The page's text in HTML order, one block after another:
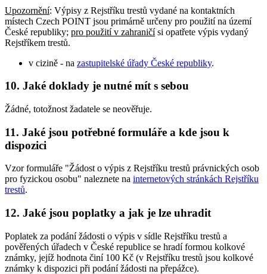
Upozornění: Výpisy z Rejstříku trestů vydané na kontaktních
místech Czech POINT jsou primárně určeny pro použití na území
České republiky; pro použití v zahraničísi opatřete výpis vydaný
Rejstříkem trestů.
v cizině - na zastupitelské úřady České republiky.
10. Jaké doklady je nutné mít s sebou
Žádné, totožnost žadatele se neověřuje.
11. Jaké jsou potřebné formuláře a kde jsou k
dispozici
Vzor formuláře "Žádost o výpis z Rejstříku trestů právnických osob
pro fyzickou osobu" naleznete na internetových stránkách Rejstříku
trestů.
12. Jaké jsou poplatky a jak je lze uhradit
Poplatek za podání žádosti o výpis v sídle Rejstříku trestů a
pověřených úřadech v České republice se hradí formou kolkové
známky, jejíž hodnota činí 100 Kč (v Rejstříku trestů jsou kolkové
známky k dispozici při podání žádosti na přepážce).